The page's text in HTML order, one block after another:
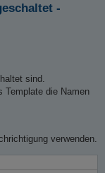
-
sind.
Template die Namen
verwenden.